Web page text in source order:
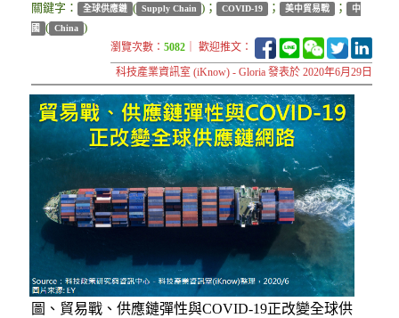
關鍵字： 全球供應鏈 ( Supply Chain )； COVID-19 ； 美中貿易戰 ；
中
國
( China )
瀏覽次數：5082 ｜ 歡迎推文：
科技產業資訊室 (iKnow) - Gloria 發表於 2020年6月29日
圖、貿易戰、供應鏈彈性與COVID-19正改變全球供